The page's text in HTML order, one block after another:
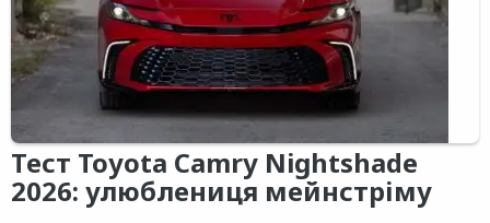
Тест Toyota Camry Nightshade
2026: улюблениця мейнстріму